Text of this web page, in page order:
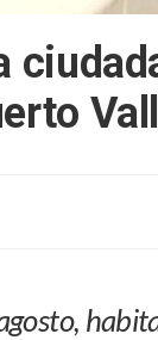
Cuatro Personas
Lleva El
180 Crías De
Vallarta Participa
Operativo
Orgullo